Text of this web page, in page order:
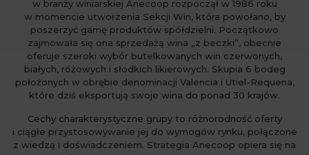
w branży winiarskiej Anecoop rozpoczął w 1986 roku
w momencie utworzenia Sekcji Win, która powołano, by
poszerzyć gamę produktów spółdzielni. Początkowo
zajmowała się ona sprzedażą wina „z beczki”, obecnie
oferuje szeroki wybór butelkowanych win czerwonych,
białych, różowych i słodkich likierowych. Skupia 6 bodeg
położonych w obrębie denominacji Valencia i Utiel-Requena,
które dziś eksportują swoje wina do ponad 30 krajów.
Cechy charakterystyczne grupy to różnorodność oferty
i ciągłe przystosowywanie jej do wymogów rynku, połączone
z wiedzą i doświadczeniem. Strategia Anecoop opiera się na